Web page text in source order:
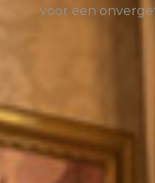
voor een